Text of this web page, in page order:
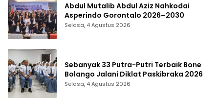
Abdul Mutalib Abdul Aziz Nahkodai
Asperindo Gorontalo 2026–2030
Selasa, 4 Agustus 2026
Sebanyak 33 Putra-Putri Terbaik Bone
Bolango Jalani Diklat Paskibraka 2026
Selasa, 4 Agustus 2026